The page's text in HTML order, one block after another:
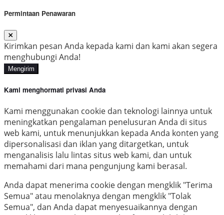
Permintaan Penawaran
Kirimkan pesan Anda kepada kami dan kami akan segera
menghubungi Anda!
Mengirim
Kami menghormati privasi Anda
Kami menggunakan cookie dan teknologi lainnya untuk
meningkatkan pengalaman penelusuran Anda di situs
web kami, untuk menunjukkan kepada Anda konten yang
dipersonalisasi dan iklan yang ditargetkan, untuk
menganalisis lalu lintas situs web kami, dan untuk
memahami dari mana pengunjung kami berasal.
Anda dapat menerima cookie dengan mengklik "Terima
Semua" atau menolaknya dengan mengklik "Tolak
Semua", dan Anda dapat menyesuaikannya dengan